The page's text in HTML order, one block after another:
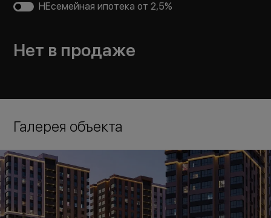
НЕсемейная ипотека от 2,5%
Нет в продаже
Галерея объекта